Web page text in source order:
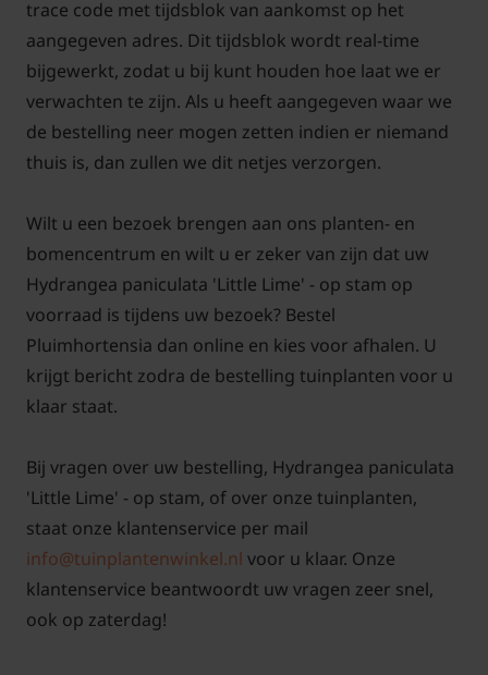
trace code met tijdsblok van aankomst op het
aangegeven adres. Dit tijdsblok wordt real-time
bijgewerkt, zodat u bij kunt houden hoe laat we er
verwachten te zijn. Als u heeft aangegeven waar we
de bestelling neer mogen zetten indien er niemand
thuis is, dan zullen we dit netjes verzorgen.
Wilt u een bezoek brengen aan ons planten- en
bomencentrum en wilt u er zeker van zijn dat uw
Hydrangea paniculata 'Little Lime' - op stam op
voorraad is tijdens uw bezoek? Bestel
Pluimhortensia dan online en kies voor afhalen. U
krijgt bericht zodra de bestelling tuinplanten voor u
klaar staat.
Bij vragen over uw bestelling, Hydrangea paniculata
'Little Lime' - op stam, of over onze tuinplanten,
staat onze klantenservice per mail
info@tuinplantenwinkel.nl voor u klaar. Onze
klantenservice beantwoordt uw vragen zeer snel,
ook op zaterdag!